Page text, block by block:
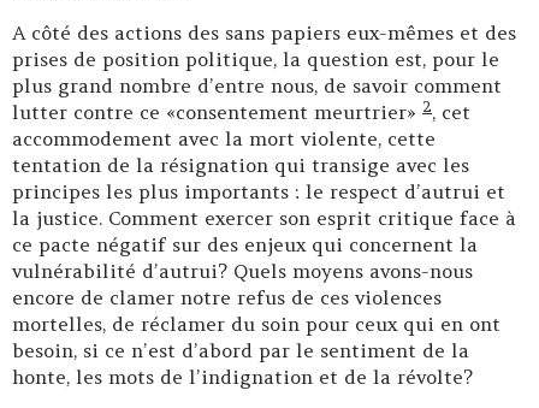
A côté des actions des sans papiers eux-mêmes et des
prises de position politique, la question est, pour le
plus grand nombre d’entre nous, de savoir comment
lutter contre ce «consentement meurtrier» 2, cet
accommodement avec la mort violente, cette
tentation de la résignation qui transige avec les
principes les plus importants : le respect d’autrui et
la justice. Comment exercer son esprit critique face à
ce pacte négatif sur des enjeux qui concernent la
vulnérabilité d’autrui? Quels moyens avons-nous
encore de clamer notre refus de ces violences
mortelles, de réclamer du soin pour ceux qui en ont
besoin, si ce n’est d’abord par le sentiment de la
honte, les mots de l’indignation et de la révolte?